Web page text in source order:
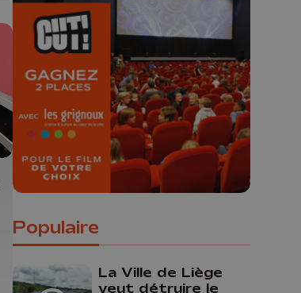
🎬 Concours CUT x
Les Grignoux ✨
Concours permanent - 2 places à
gagner chaque semaine !
Populaire
La Ville de Liège
veut détruire le